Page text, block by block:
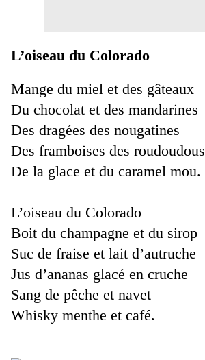
L’oiseau du Colorado
Mange du miel et des gâteaux
Du chocolat et des mandarines
Des dragées des nougatines
Des framboises des roudoudous
De la glace et du caramel mou.
L’oiseau du Colorado
Boit du champagne et du sirop
Suc de fraise et lait d’autruche
Jus d’ananas glacé en cruche
Sang de pêche et navet
Whisky menthe et café.